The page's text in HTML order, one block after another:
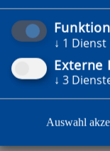
Zum
↓ 1 Dienst
Externe
↓ 3
Auswahl